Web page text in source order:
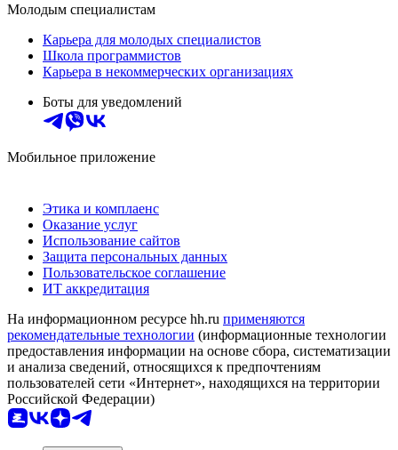
Молодым специалистам
Карьера для молодых специалистов
Школа программистов
Карьера в некоммерческих организациях
Боты для уведомлений
Мобильное приложение
Этика и комплаенс
Оказание услуг
Использование сайтов
Защита персональных данных
Пользовательское соглашение
ИТ аккредитация
На информационном ресурсе hh.ru применяются
рекомендательные технологии (информационные технологии
предоставления информации на основе сбора, систематизации
и анализа сведений, относящихся к предпочтениям
пользователей сети «Интернет», находящихся на территории
Российской Федерации)